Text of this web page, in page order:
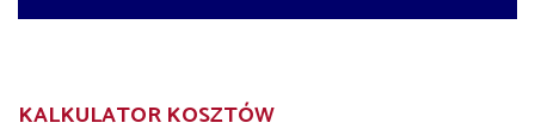
KALKULATOR KOSZTÓW